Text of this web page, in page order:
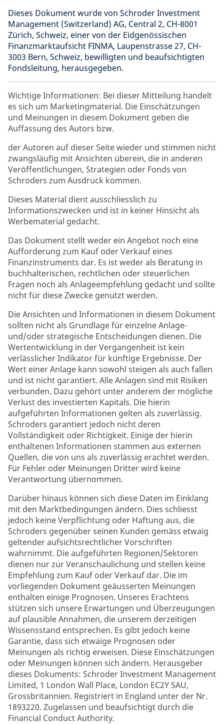
Dieses Dokument wurde von Schroder Investment
Management (Switzerland) AG, Central 2, CH-8001
Zürich, Schweiz, einer von der Eidgenössischen
Finanzmarktaufsicht FINMA, Laupenstrasse 27, CH-
3003 Bern, Schweiz, bewilligten und beaufsichtigten
Fondsleitung, herausgegeben.
Wichtige Informationen: Bei dieser Mitteilung handelt
es sich um Marketingmaterial. Die Einschätzungen
und Meinungen in diesem Dokument geben die
Auffassung des Autors bzw.
der Autoren auf dieser Seite wieder und stimmen nicht
zwangsläufig mit Ansichten überein, die in anderen
Veröffentlichungen, Strategien oder Fonds von
Schroders zum Ausdruck kommen.
Dieses Material dient ausschliesslich zu
Informationszwecken und ist in keiner Hinsicht als
Werbematerial gedacht.
Das Dokument stellt weder ein Angebot noch eine
Aufforderung zum Kauf oder Verkauf eines
Finanzinstruments dar. Es ist weder als Beratung in
buchhalterischen, rechtlichen oder steuerlichen
Fragen noch als Anlageempfehlung gedacht und sollte
nicht für diese Zwecke genutzt werden.
Die Ansichten und Informationen in diesem Dokument
sollten nicht als Grundlage für einzelne Anlage-
und/oder strategische Entscheidungen dienen. Die
Wertentwicklung in der Vergangenheit ist kein
verlässlicher Indikator für künftige Ergebnisse. Der
Wert einer Anlage kann sowohl steigen als auch fallen
und ist nicht garantiert. Alle Anlagen sind mit Risiken
verbunden. Dazu gehört unter anderem der mögliche
Verlust des investierten Kapitals. Die hierin
aufgeführten Informationen gelten als zuverlässig.
Schroders garantiert jedoch nicht deren
Vollständigkeit oder Richtigkeit. Einige der hierin
enthaltenen Informationen stammen aus externen
Quellen, die von uns als zuverlässig erachtet werden.
Für Fehler oder Meinungen Dritter wird keine
Verantwortung übernommen.
Darüber hinaus können sich diese Daten im Einklang
mit den Marktbedingungen ändern. Dies schliesst
jedoch keine Verpflichtung oder Haftung aus, die
Schroders gegenüber seinen Kunden gemäss etwaig
geltender aufsichtsrechtlicher Vorschriften
wahrnimmt. Die aufgeführten Regionen/Sektoren
dienen nur zur Veranschaulichung und stellen keine
Empfehlung zum Kauf oder Verkauf dar. Die im
vorliegenden Dokument geäusserten Meinungen
enthalten einige Prognosen. Unseres Erachtens
stützen sich unsere Erwartungen und Überzeugungen
auf plausible Annahmen, die unserem derzeitigen
Wissensstand entsprechen. Es gibt jedoch keine
Garantie, dass sich etwaige Prognosen oder
Meinungen als richtig erweisen. Diese Einschätzungen
oder Meinungen können sich ändern. Herausgeber
dieses Dokuments: Schroder Investment Management
Limited, 1 London Wall Place, London EC2Y 5AU,
Grossbritannien. Registriert in England unter der Nr.
1893220. Zugelassen und beaufsichtigt durch die
Financial Conduct Authority.